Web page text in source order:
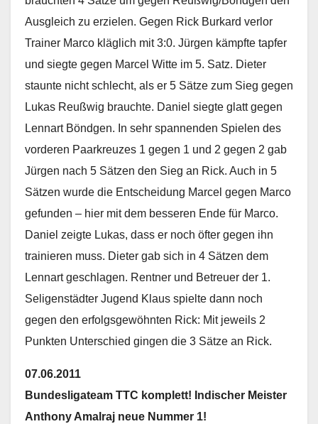
Ausgleich zu erzielen. Gegen Rick Burkard verlor
Trainer Marco kläglich mit 3:0. Jürgen kämpfte tapfer
und siegte gegen Marcel Witte im 5. Satz. Dieter
staunte nicht schlecht, als er 5 Sätze zum Sieg gegen
Lukas Reußwig brauchte. Daniel siegte glatt gegen
Lennart Böndgen. In sehr spannenden Spielen des
vorderen Paarkreuzes 1 gegen 1 und 2 gegen 2 gab
Jürgen nach 5 Sätzen den Sieg an Rick. Auch in 5
Sätzen wurde die Entscheidung Marcel gegen Marco
gefunden – hier mit dem besseren Ende für Marco.
Daniel zeigte Lukas, dass er noch öfter gegen ihn
trainieren muss. Dieter gab sich in 4 Sätzen dem
Lennart geschlagen. Rentner und Betreuer der 1.
Seligenstädter Jugend Klaus spielte dann noch
gegen den erfolgsgewöhnten Rick: Mit jeweils 2
Punkten Unterschied gingen die 3 Sätze an Rick.
07.06.2011
Bundesligateam TTC komplett! Indischer Meister
Anthony Amalraj neue Nummer 1!